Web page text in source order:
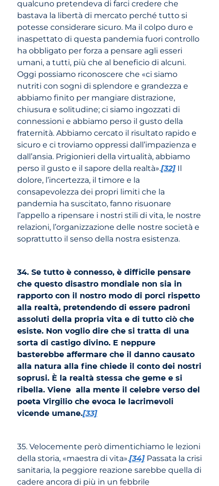
qualcuno pretendeva di farci credere che
bastava la libertà di mercato perché tutto si
potesse considerare sicuro. Ma il colpo duro e
inaspettato di questa pandemia fuori controllo
ha obbligato per forza a pensare agli esseri
umani, a tutti, più che al beneficio di alcuni.
Oggi possiamo riconoscere che «ci siamo
nutriti con sogni di splendore e grandezza e
abbiamo finito per mangiare distrazione,
chiusura e solitudine; ci siamo ingozzati di
connessioni e abbiamo perso il gusto della
fraternità. Abbiamo cercato il risultato rapido e
sicuro e ci troviamo oppressi dall’impazienza e
dall’ansia. Prigionieri della virtualità, abbiamo
perso il gusto e il sapore della realtà».[32] Il
dolore, l’incertezza, il timore e la
consapevolezza dei propri limiti che la
pandemia ha suscitato, fanno risuonare
l’appello a ripensare i nostri stili di vita, le nostre
relazioni, l’organizzazione delle nostre società e
soprattutto il senso della nostra esistenza.
34. Se tutto è connesso, è difficile pensare
che questo disastro mondiale non sia in
rapporto con il nostro modo di porci rispetto
alla realtà, pretendendo di essere padroni
assoluti della propria vita e di tutto ciò che
esiste. Non voglio dire che si tratta di una
sorta di castigo divino. E neppure
basterebbe affermare che il danno causato
alla natura alla fine chiede il conto dei nostri
soprusi. È la realtà stessa che geme e si
ribella. Viene alla mente il celebre verso del
poeta Virgilio che evoca le lacrimevoli
vicende umane.[33]
35. Velocemente però dimentichiamo le lezioni
della storia, «maestra di vita».[34] Passata la crisi
sanitaria, la peggiore reazione sarebbe quella di
cadere ancora di più in un febbrile